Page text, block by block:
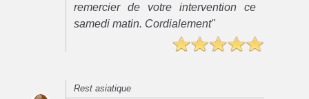
remercier de votre intervention ce
samedi matin. Cordialement"
Rest asiatique